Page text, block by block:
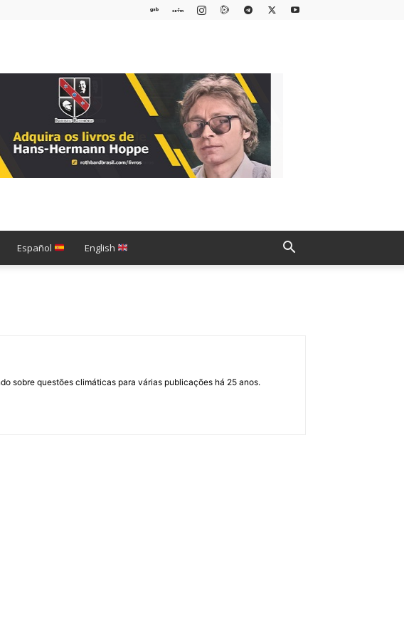
Español English
sobre questões climáticas para várias publicações há 25 anos.